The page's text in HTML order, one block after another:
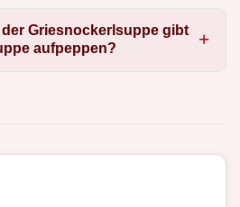
Griesnockerlsuppe gibt
aufpeppen?